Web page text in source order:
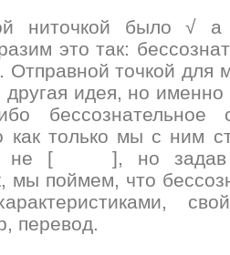
ниточкой было √
это так:
Отправной точкой для
другая идея, но
как только мы с
не [ ], но задав
мы поймем, что
перевод.